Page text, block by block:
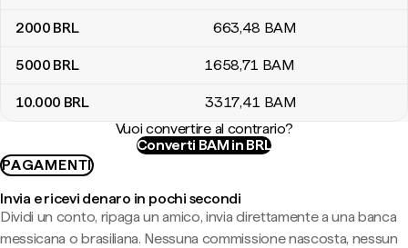
2000 BRL 663,48 BAM
5000 BRL 1658,71 BAM
10.000 BRL 3317,41 BAM
Vuoi convertire al contrario?
Converti BAM in BRL
PAGAMENTI
Invia e ricevi denaro in pochi secondi
Dividi un conto, ripaga un amico, invia direttamente a una banca
messicana o brasiliana. Nessuna commissione nascosta, nessun